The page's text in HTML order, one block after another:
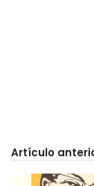
Artículo